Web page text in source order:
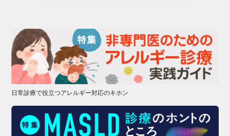
日常診療で役立つアレルギー対応のキホン